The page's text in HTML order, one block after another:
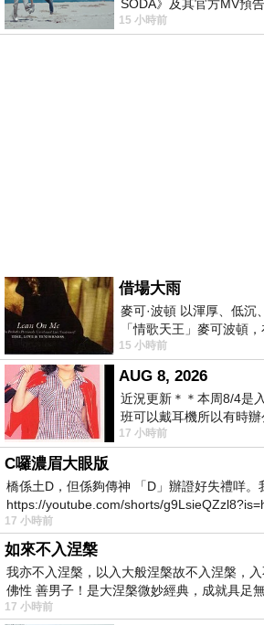
SODA》及其官方MV預
一經發布， 就引發了粉
15 小時前
借場大雨
麥可·波頓 以渾厚、低沉
「情歌天王」麥可波頓
瘤「祈禱早日康復，一切
15 小時前
AUG 8, 2026
近況更新＊＊本周8/4是
班可以戴耳機所以有時
定哪天但就是一周某一天
17 小時前
C囉濃眉大眼版
橋係土D，但係夠傳神 「D」辦證好失禮咩。
https://youtube.com/shorts/
17 小時前
如來不入涅槃
我亦不入涅槃，以入大般涅槃故不入涅槃，
佛性 善男子！是大涅槃微妙經典，成就具足
17 小時前